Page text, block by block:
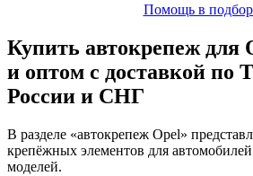
Помощь в
Купить автокрепеж для
и оптом с доставкой по
России и СНГ
В разделе «автокрепеж Opel»
крепёжных элементов для
моделей.